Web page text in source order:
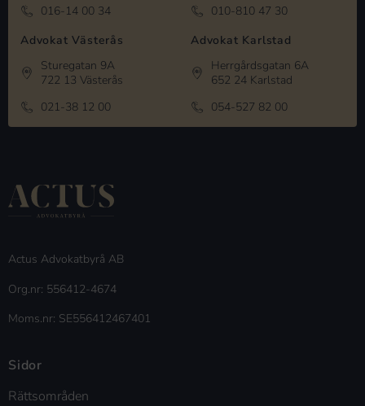
016-14 00 34
010-810 47 30
Advokat Västerås
Sturegatan 9A
722 13 Västerås
021-38 12 00
Advokat Karlstad
Herrgårdsgatan 6A
652 24 Karlstad
054-527 82 00
Actus Advokatbyrå AB
Org.nr: 556412-4674
Moms.nr: SE556412467401
Sidor
Rättsområden